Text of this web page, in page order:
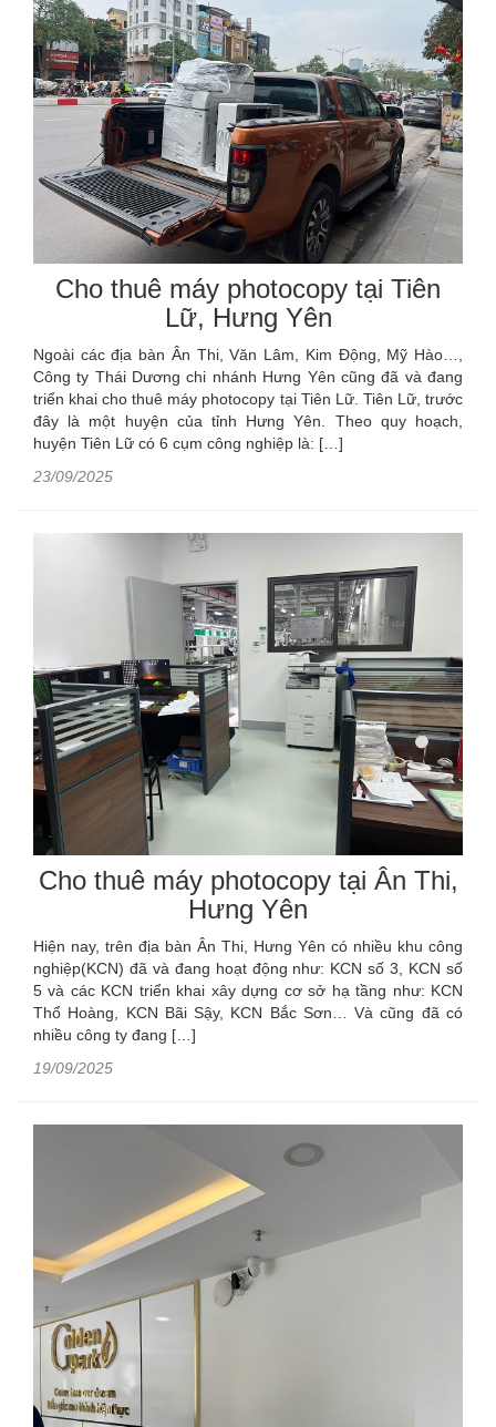
Cho thuê máy photocopy tại Tiên
Lữ, Hưng Yên
Ngoài các địa bàn Ân Thi, Văn Lâm, Kim Động, Mỹ Hào…,
Công ty Thái Dương chi nhánh Hưng Yên cũng đã và đang
triển khai cho thuê máy photocopy tại Tiên Lữ. Tiên Lữ, trước
đây là một huyện của tỉnh Hưng Yên. Theo quy hoạch,
huyện Tiên Lữ có 6 cụm công nghiệp là: […]
23/09/2025
Cho thuê máy photocopy tại Ân Thi,
Hưng Yên
Hiện nay, trên địa bàn Ân Thi, Hưng Yên có nhiều khu công
nghiệp(KCN) đã và đang hoạt động như: KCN số 3, KCN số
5 và các KCN triển khai xây dựng cơ sở hạ tầng như: KCN
Thổ Hoàng, KCN Bãi Sậy, KCN Bắc Sơn… Và cũng đã có
nhiều công ty đang […]
19/09/2025